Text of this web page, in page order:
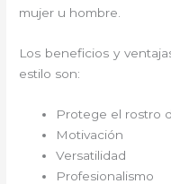
mujer u hombre.
Los beneficios y
estilo son:
Protege el rostro
Motivación
Versatilidad
Profesionalismo